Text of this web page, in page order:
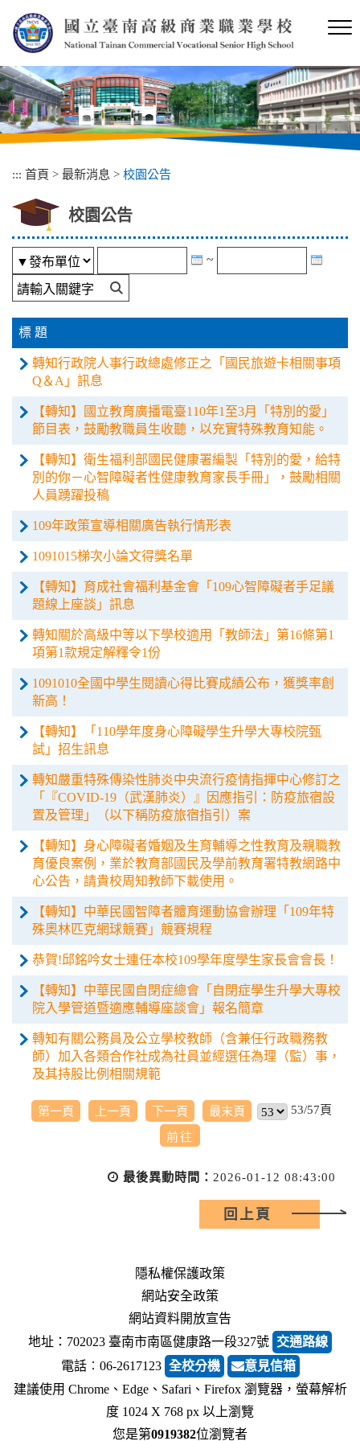
內
容
區
塊
::: 首頁 > 最新消息 > 校園公告
校園公告
~
標 題
轉知行政院人事行政總處修正之「國民旅遊卡相關事項
Q＆A」訊息
【轉知】國立教育廣播電臺110年1至3月「特別的愛」
節目表，鼓勵教職員生收聽，以充實特殊教育知能。
【轉知】衛生福利部國民健康署編製「特別的愛，給特
別的你－心智障礙者性健康教育家長手冊」，鼓勵相關
人員踴躍投稿
109年政策宣導相關廣告執行情形表
1091015梯次小論文得獎名單
【轉知】育成社會福利基金會「109心智障礙者手足議
題線上座談」訊息
轉知關於高級中等以下學校適用「教師法」第16條第1
項第1款規定解釋令1份
1091010全國中學生閱讀心得比賽成績公布，獲獎率創
新高！
【轉知】「110學年度身心障礙學生升學大專校院甄
試」招生訊息
轉知嚴重特殊傳染性肺炎中央流行疫情指揮中心修訂之
「『COVID-19（武漢肺炎）』因應指引：防疫旅宿設
置及管理」（以下稱防疫旅宿指引）案
【轉知】身心障礙者婚姻及生育輔導之性教育及親職教
育優良案例，業於教育部國民及學前教育署特教網路中
心公告，請貴校周知教師下載使用。
【轉知】中華民國智障者體育運動協會辦理「109年特
殊奧林匹克網球競賽」競賽規程
恭賀!邱銘吟女士連任本校109學年度學生家長會會長！
【轉知】中華民國自閉症總會「自閉症學生升學大專校
院入學管道暨適應輔導座談會」報名簡章
轉知有關公務員及公立學校教師（含兼任行政職務教
師）加入各類合作社成為社員並經選任為理（監）事，
及其持股比例相關規範
第一頁 上一頁 下一頁 最末頁 53/57頁
最後異動時間： 2026-01-12 08:43:00
回上頁
隱私權保護政策
網站安全政策
網站資料開放宣告
地址：702023 臺南市南區健康路一段327號 交通路線
電話︰06-2617123 全校分機
意見信箱
建議使用 Chrome、Edge、Safari、Firefox 瀏覽器，螢幕解析
度 1024 X 768 px 以上瀏覽
您是第0919382位瀏覽者